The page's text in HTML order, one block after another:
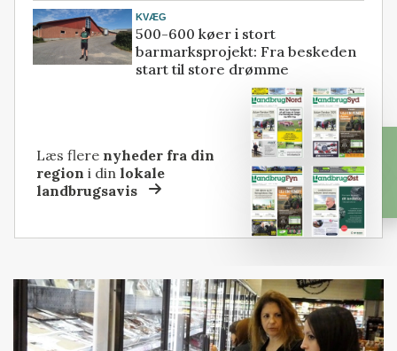
KVÆG
500-600 køer i stort
barmarksprojekt: Fra beskeden
start til store drømme
Læs flere nyheder fra din
region i dinlokale
landbrugsavis